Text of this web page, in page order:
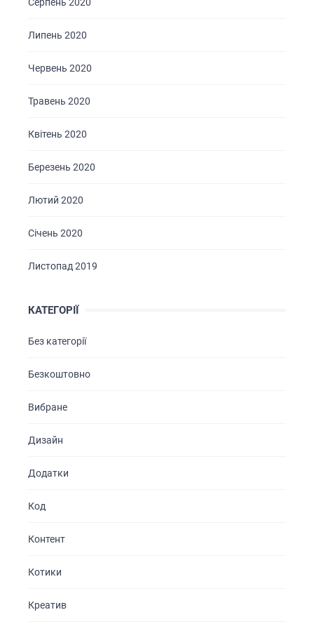
Липень 2020
Червень 2020
Травень 2020
Квітень 2020
Березень 2020
Лютий 2020
Січень 2020
Листопад 2019
КАТЕГОРІЇ
Без категорії
Безкоштовно
Вибране
Дизайн
Додатки
Код
Контент
Котики
Креатив